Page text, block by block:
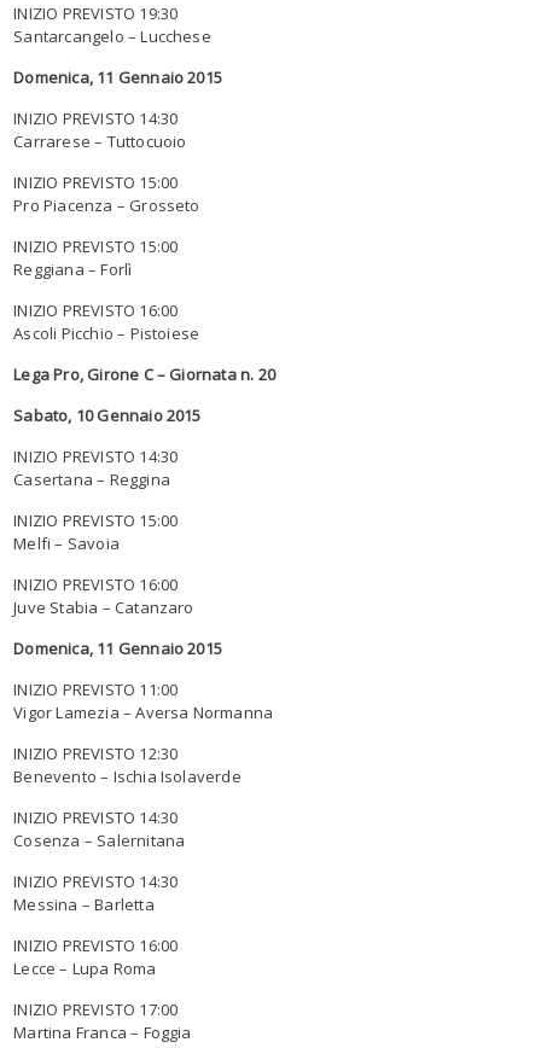
INIZIO PREVISTO 19:30
Santarcangelo – Lucchese
Domenica, 11 Gennaio 2015
INIZIO PREVISTO 14:30
Carrarese – Tuttocuoio
INIZIO PREVISTO 15:00
Pro Piacenza – Grosseto
INIZIO PREVISTO 15:00
Reggiana – Forlì
INIZIO PREVISTO 16:00
Ascoli Picchio – Pistoiese
Lega Pro, Girone C – Giornata n. 20
Sabato, 10 Gennaio 2015
INIZIO PREVISTO 14:30
Casertana – Reggina
INIZIO PREVISTO 15:00
Melfi – Savoia
INIZIO PREVISTO 16:00
Juve Stabia – Catanzaro
Domenica, 11 Gennaio 2015
INIZIO PREVISTO 11:00
Vigor Lamezia – Aversa Normanna
INIZIO PREVISTO 12:30
Benevento – Ischia Isolaverde
INIZIO PREVISTO 14:30
Cosenza – Salernitana
INIZIO PREVISTO 14:30
Messina – Barletta
INIZIO PREVISTO 16:00
Lecce – Lupa Roma
INIZIO PREVISTO 17:00
Martina Franca – Foggia